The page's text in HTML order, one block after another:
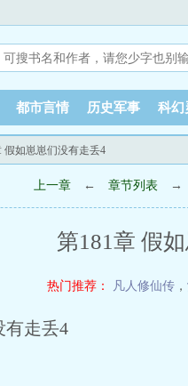
都市言情 历史军事 科幻
假如崽崽们没有走丢4
上一章 ← 章节列表 →
第181章 假
热门推荐： 凡人修仙传 ，
走丢4